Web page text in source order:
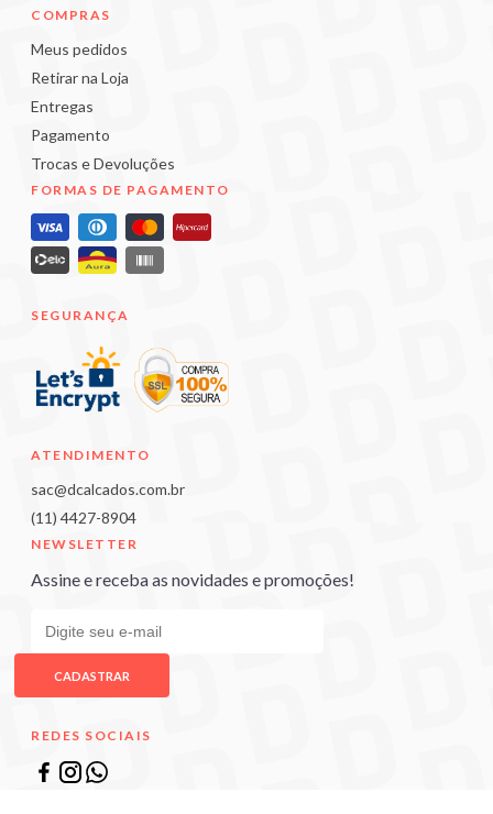
COMPRAS
Meus pedidos
Retirar na Loja
Entregas
Pagamento
Trocas e Devoluções
FORMAS DE PAGAMENTO
SEGURANÇA
ATENDIMENTO
sac@dcalcados.com.br
(11) 4427-8904
NEWSLETTER
Assine e receba as novidades e promoções!
CADASTRAR
REDES SOCIAIS